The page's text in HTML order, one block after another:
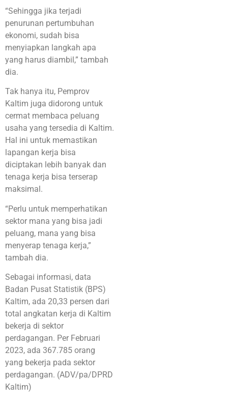
“Sehingga jika terjadi
penurunan pertumbuhan
ekonomi, sudah bisa
menyiapkan langkah apa
yang harus diambil,” tambah
dia.
Tak hanya itu, Pemprov
Kaltim juga didorong untuk
cermat membaca peluang
usaha yang tersedia di Kaltim.
Hal ini untuk memastikan
lapangan kerja bisa
diciptakan lebih banyak dan
tenaga kerja bisa terserap
maksimal.
“Perlu untuk memperhatikan
sektor mana yang bisa jadi
peluang, mana yang bisa
menyerap tenaga kerja,”
tambah dia.
Sebagai informasi, data
Badan Pusat Statistik (BPS)
Kaltim, ada 20,33 persen dari
total angkatan kerja di Kaltim
bekerja di sektor
perdagangan. Per Februari
2023, ada 367.785 orang
yang bekerja pada sektor
perdagangan. (ADV/pa/DPRD
Kaltim)